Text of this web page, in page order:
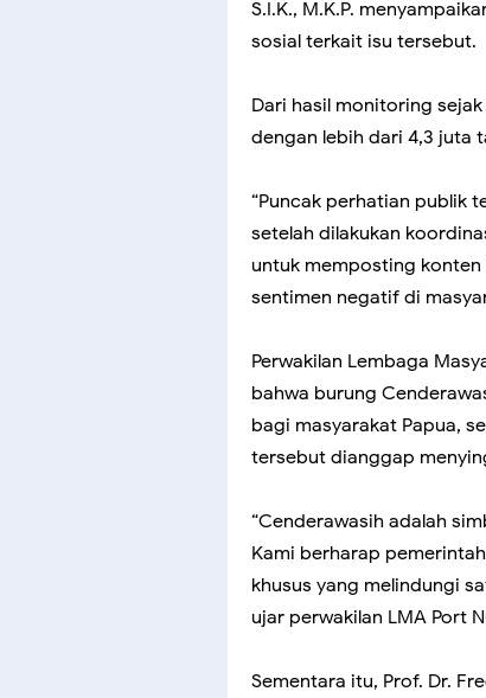
S.I.K., M.K.P.
sosial terkait isu tersebut.
Dari hasil monitoring
dengan lebih dari 4,3 juta
“Puncak perhatian publik
setelah dilakukan
untuk memposting
sentimen negatif di
Perwakilan Lembaga
bahwa burung
bagi masyarakat Papua,
tersebut dianggap
“Cenderawasih adalah
Kami berharap
khusus yang melindungi
ujar perwakilan LMA Port
Sementara itu, Prof. Dr.